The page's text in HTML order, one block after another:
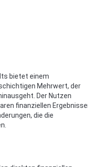
bietet einem
Mehrwert, der
Der Nutzen
finanziellen
die die